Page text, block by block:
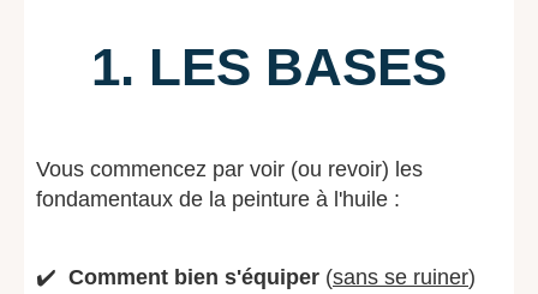
1. LES BASES
Vous commencez par voir (ou revoir) les
fondamentaux de la peinture à l'huile :
✔️ Comment bien s'équiper (sans se ruiner)